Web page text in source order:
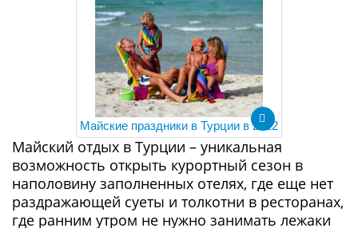
Майские праздники в Турции в 2022
Майский отдых в Турции – уникальная
возможность открыть курортный сезон в
наполовину заполненных отелях, где еще нет
раздражающей суеты и толкотни в ресторанах,
где ранним утром не нужно занимать лежаки